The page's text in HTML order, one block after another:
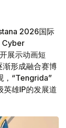
2026国际
Cyber
展示动画短
形成融合赛博
，“Tengrida”
英雄IP的发展道